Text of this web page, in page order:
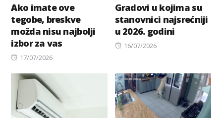
Ako imate ove
tegobe, breskve
možda nisu najbolji
izbor za vas
Posted
17/07/2026
Gradovi u kojima su
stanovnici najsrećniji
u 2026. godini
Posted
16/07/2026